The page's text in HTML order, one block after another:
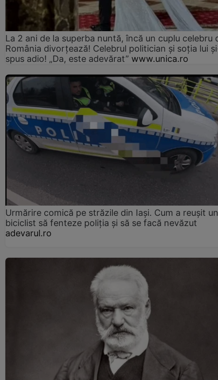
La 2 ani de la superba nuntă, încă un cuplu celebru
România divorțează! Celebrul politician și soția lui
spus adio! „Da, este adevărat” www.unica.ro
Urmărire comică pe străzile din Iași. Cum a reușit un
biciclist să fenteze poliția și să se facă nevăzut
adevarul.ro